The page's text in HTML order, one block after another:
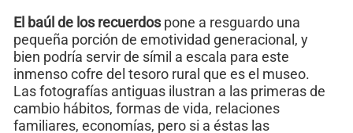
El baúl de los recuerdospone a resguardo una
pequeña porción de emotividad generacional, y
bien podría servir de símil a escala para este
inmenso cofre del tesoro rural que es el museo.
Las fotografías antiguas ilustran a las primeras de
cambio hábitos, formas de vida, relaciones
familiares, economías, pero si a éstas las